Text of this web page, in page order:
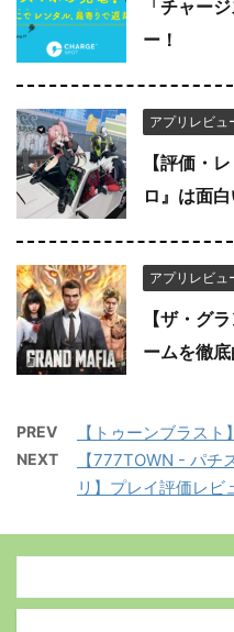
「チャー
ー！
アプリレビュ
【評価・
ロ』は面
アプリレビュ
【ザ・グ
ームを徹
PREV 【トゥーンブラス
NEXT
【777TOWN - パチ
リ】プレイ評価レビ